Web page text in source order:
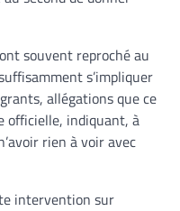
souvent reproché au
s’impliquer
allégations que ce
officielle, indiquant, à
rien à voir avec
intervention sur